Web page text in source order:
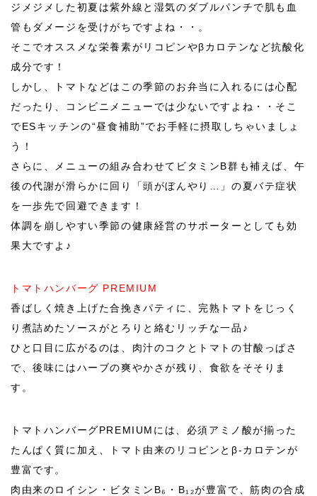
ジメジメした初夏は紫外線と湿気のダブルパンチで肌も血
管もダメージを受けがちですよね・・。
そこでオススメな栄養素がリコピンやβカロテンなど抗酸化
成分です！
しかし、トマトなどはこの季節のお弁当に入れるには心配
だったり、コンビニメニューでは少ないですよね・・そこ
でESキッチンの“昼食補助”でお手軽に摂取しちゃいましょ
う！
さらに、メニューの組み合わせてビタミンB群も補えば、午
後の代謝が滑らかに回り「頭がぼんやり…」の夏バテ症状
を一歩先で回避できます！
体調を崩しやすい季節の健康経営のサポーターとしても効
果大ですよ♪
トマトハンバーグ PREMIUM
香ばしく焼き上げた合挽きパティに、完熟トマトをじっく
り煮詰めたソースがとろりと絡むリッチな一品♪
ひと口目に広がるのは、肉汁のコクとトマトの甘酸っぱさ
で、後味にはハーブの爽やかさが残り、食欲をそそりま
す。
トマトハンバーグPREMIUM には、必須アミノ酸が揃った
たんぱく質に加え、トマト由来のリコピンとβ-カロテンが
豊富です。
肉由来のロイシン・ビタミンB₆・B₁₂が豊富で、筋肉の合成